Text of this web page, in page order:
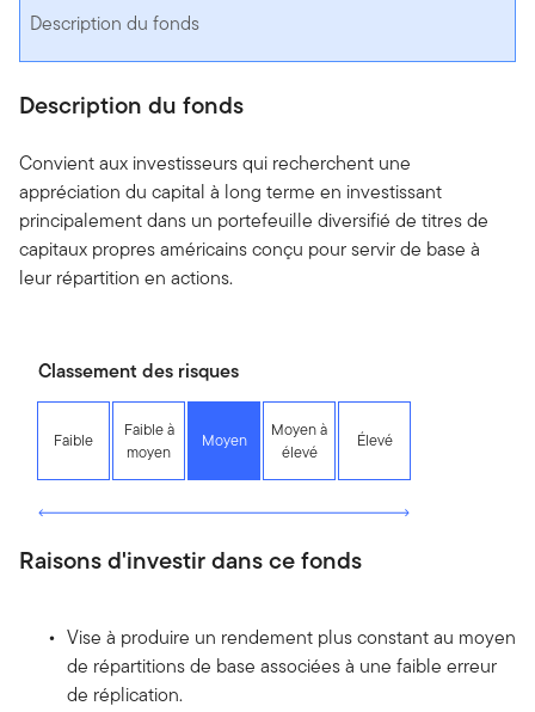
Description du fonds
Description du fonds
Convient aux investisseurs qui recherchent une
appréciation du capital à long terme en investissant
principalement dans un portefeuille diversifié de titres de
capitaux propres américains conçu pour servir de base à
leur répartition en actions.
Classement des risques
Faible
Faible à
moyen
Moyen
Moyen à
élevé
Élevé
Raisons d'investir dans ce fonds
Vise à produire un rendement plus constant au moyen
de répartitions de base associées à une faible erreur
de réplication.